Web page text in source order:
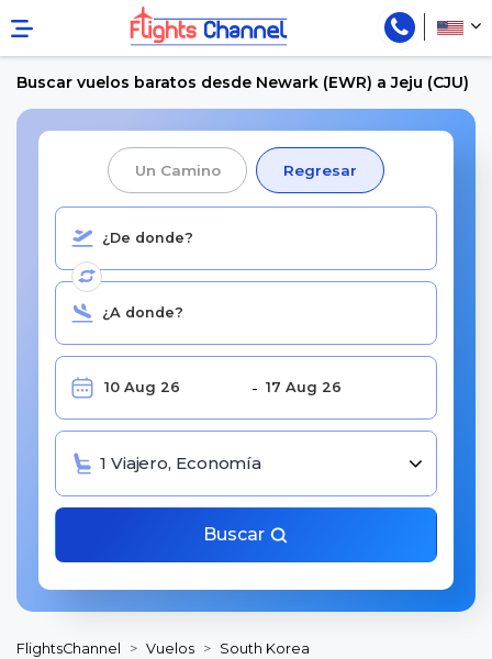
Buscar vuelos baratos desde Newark (EWR) a Jeju (CJU)
Un Camino Regresar
1 Viajero, Economía
Buscar
FlightsChannel Vuelos
South Korea